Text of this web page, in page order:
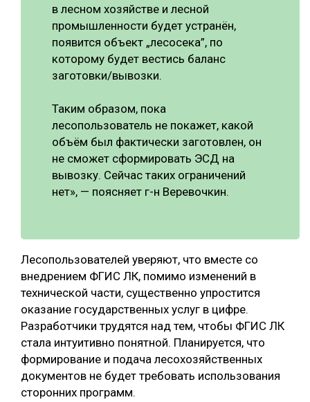
в лесном хозяйстве и лесной
промышленности будет устранён,
появится объект „лесосека”, по
которому будет вестись баланс
заготовки/вывозки.
Таким образом, пока
лесопользователь не покажет, какой
объём был фактически заготовлен, он
не сможет сформировать ЭСД на
вывозку. Сейчас таких ограничений
нет», — поясняет г-н Веревочкин.
Лесопользователей уверяют, что вместе со
внедрением ФГИС ЛК, помимо изменений в
технической части, существенно упростится
оказание государственных услуг в цифре.
Разработчики трудятся над тем, чтобы ФГИС ЛК
стала интуитивно понятной. Планируется, что
формирование и подача лесохозяйственных
документов не будет требовать использования
сторонних программ.